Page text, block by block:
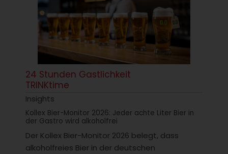
24 Stunden Gastlichkeit
TRINKtime
Insights
Kollex Bier-Monitor 2026: Jeder achte Liter Bier in
der Gastro wird alkoholfrei
Der Kollex Bier-Monitor 2026 belegt, dass
alkoholfreies Bier in der deutschen